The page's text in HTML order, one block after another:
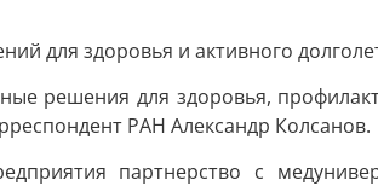
для здоровья и активного
решения для здоровья,
РАН Александр Колсанов.
партнерство с